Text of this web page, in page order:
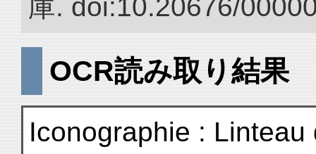
庫. doi:10.20676/
OCR読み取り結果
Iconographie :